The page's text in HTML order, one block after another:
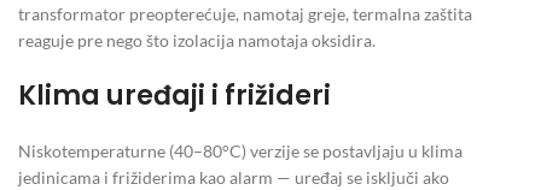
transformator preopterećuje, namotaj greje, termalna zaštita
reaguje pre nego što izolacija namotaja oksidira.
Klima uređaji i frižideri
Niskotemperaturne (40–80°C) verzije se postavljaju u klima
jedinicama i frižiderima kao alarm — uređaj se isključi ako